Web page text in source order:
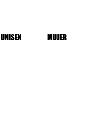
UNISEX MUJER